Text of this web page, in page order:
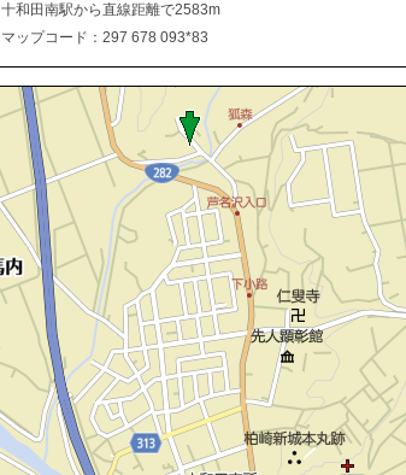
十和田南駅から直線距離で2583m
マップコード：297 678 093*83